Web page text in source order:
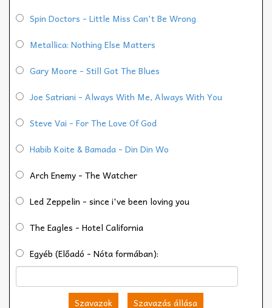
Spin Doctors - Little Miss Can't Be Wrong
Metallica: Nothing Else Matters
Gary Moore - Still Got The Blues
Joe Satriani - Always With Me, Always With You
Steve Vai - For The Love Of God
Habib Koite & Bamada - Din Din Wo
Arch Enemy - The Watcher
Led Zeppelin - since i've been loving you
The Eagles - Hotel California
Egyéb (Előadó - Nóta formában):
Szavazok Szavazás állása